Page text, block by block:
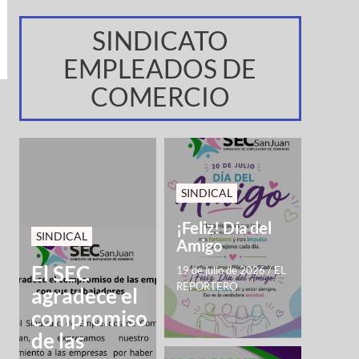
SINDICATO
EMPLEADOS DE
COMERCIO
SINDICAL
El SEC
agradece el
compromiso
de las
SINDICAL
¡Feliz! Día del
Amigo
19 de julio de 2026/EL
REPORTERO